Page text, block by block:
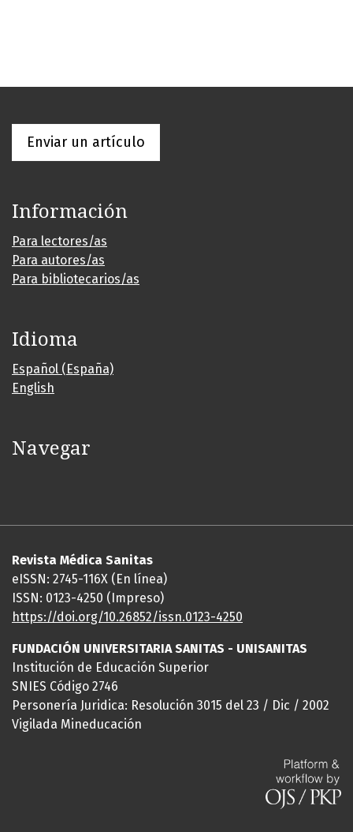
Enviar un artículo
Información
Para lectores/as
Para autores/as
Para bibliotecarios/as
Idioma
Español (España)
English
Navegar
Revista Médica Sanitas
eISSN: 2745-116X (En línea)
ISSN: 0123-4250 (Impreso)
https://doi.org/10.26852/issn.0123-4250
FUNDACIÓN UNIVERSITARIA SANITAS - UNISANITAS
Institución de Educación Superior
SNIES Código 2746
Personería Juridica: Resolución 3015 del 23 / Dic / 2002
Vigilada Mineducación